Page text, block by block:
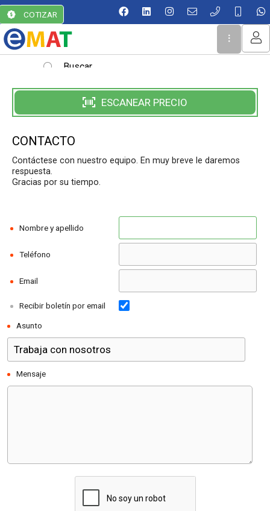
COTIZAR MI COMPRA
La compra está vacía.
ESCANEAR PRECIO
CONTACTO
Contáctese con nuestro equipo. En muy breve le daremos
respuesta.
Gracias por su tiempo.
Nombre y apellido
Teléfono
Email
Recibir boletín por email
Asunto
Mensaje